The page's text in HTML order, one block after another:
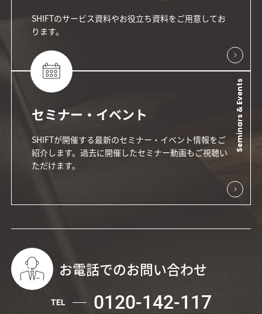
SHIFTのサービス資料やお役立ち資料をご用意してお
ります。
セミナー・イベント
SHIFTが開催する最新のセミナー・イベント情報をご
紹介します。過去に開催したセミナー動画もご視聴い
ただけます。
Seminars & Events
お電話でのお問い合わせ
TEL 0120-142-117